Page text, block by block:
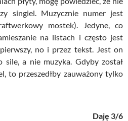
singiel. Muzycznie numer jest
mostek). Jedyne, co
na listach i często jest
no i przez tekst. Jest on
a nie muzyka. Gdyby został
to przeszedłby zauważony tylko
Daję 3/6